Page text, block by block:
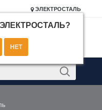
ЭЛЕКТРОСТАЛЬ
ЭЛЕКТРОСТАЛЬ?